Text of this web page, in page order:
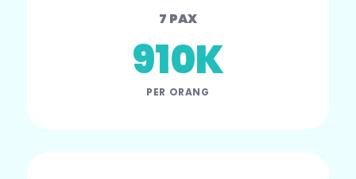
7 PAX
910K
PER ORANG